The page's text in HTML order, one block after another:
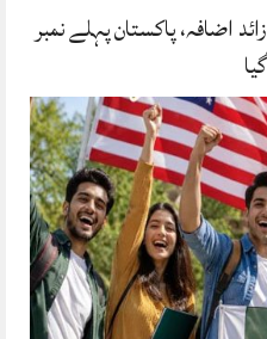
فیصد سے زائد اضافہ، پاکستان پہلے نمبر